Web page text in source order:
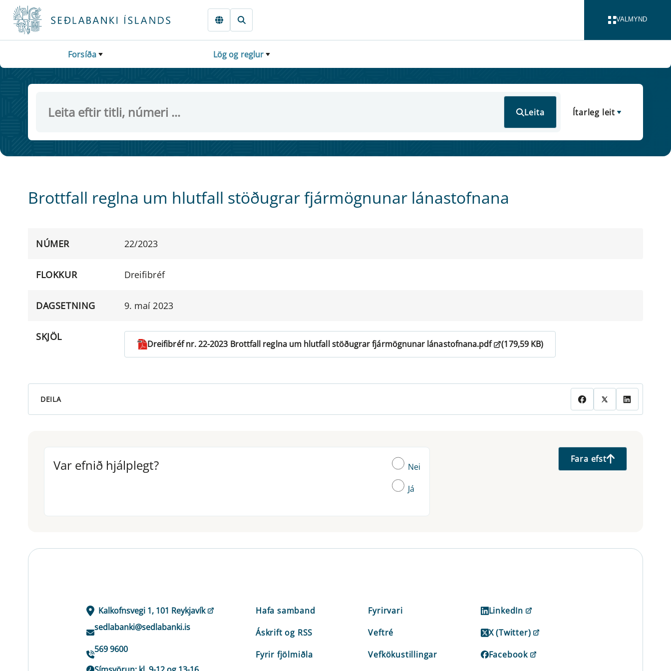
Fara beint í Meginmál
VALMYND
Forsíða Lög og reglur
Leita Ítarleg leit
Brottfall reglna um hlutfall stöðugrar fjármögnunar lánastofnana
NÚMER 22/2023
FLOKKUR Dreifibréf
DAGSETNING 9. maí 2023
SKJÖL
Dreifibréf nr. 22-2023 Brottfall reglna um hlutfall stöðugrar fjármögnunar lánastofnana.pdf (179,59 KB)
DEILA
Var efnið hjálplegt?
Var efnið hjálplegt? Nei
Já
Fara efst
Kalkofnsvegi 1, 101 Reykjavík
sedlabanki@sedlabanki.is
569 9600
Hafa samband
Áskrift og RSS
Fyrir fjölmiðla
Fyrirvari
Veftré
Vefkökustillingar
LinkedIn
X (Twitter)
Facebook